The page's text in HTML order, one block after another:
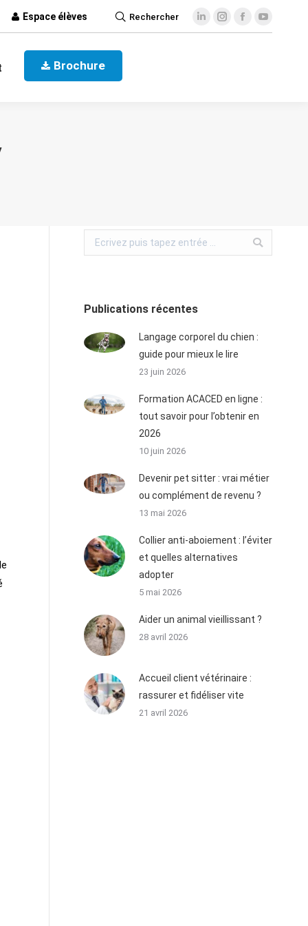
Espace élèves Rechercher
Brochure
Publications récentes
Langage corporel du chien :
guide pour mieux le lire
23 juin 2026
Formation ACACED en ligne :
tout savoir pour l’obtenir en
2026
10 juin 2026
Devenir pet sitter : vrai métier
ou complément de revenu ?
13 mai 2026
Collier anti-aboiement : l’éviter
et quelles alternatives
adopter
5 mai 2026
Aider un animal vieillissant ?
28 avril 2026
Accueil client vétérinaire :
rassurer et fidéliser vite
21 avril 2026